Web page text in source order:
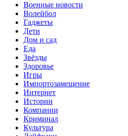
Военные новости
Волейбол
Гаджеты
Дети
Дом и сад
Еда
Звёзды
Здоровье
Игры
Импортозамещение
Интернет
Истории
Компании
Криминал
Культура